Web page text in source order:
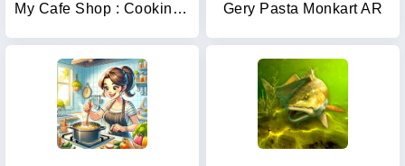
My Cafe Shop : Cooking Games Gery Pasta Monkart AR